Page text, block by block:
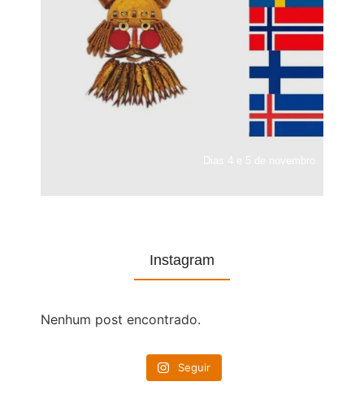
Instagram
Nenhum post encontrado.
Seguir